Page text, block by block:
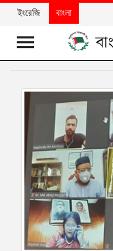
প্রতিবেদন
মতামত
ইংরেজি বাংলা